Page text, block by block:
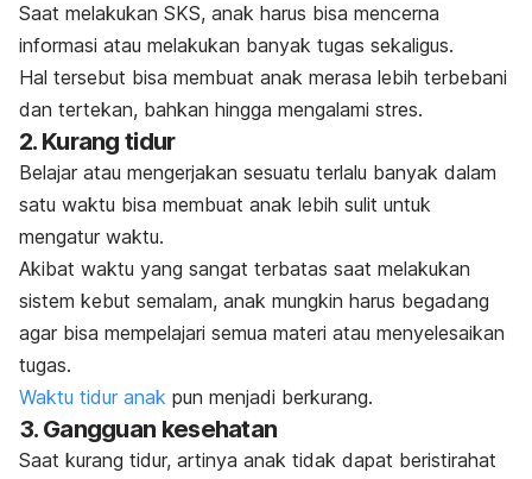
Saat melakukan SKS, anak harus bisa mencerna
informasi atau melakukan banyak tugas sekaligus.
Hal tersebut bisa membuat anak merasa lebih terbebani
dan tertekan, bahkan hingga mengalami stres.
2. Kurang tidur
Belajar atau mengerjakan sesuatu terlalu banyak dalam
satu waktu bisa membuat anak lebih sulit untuk
mengatur waktu.
Akibat waktu yang sangat terbatas saat melakukan
sistem kebut semalam, anak mungkin harus begadang
agar bisa mempelajari semua materi atau menyelesaikan
tugas.
Waktu tidur anak pun menjadi berkurang.
3. Gangguan kesehatan
Saat kurang tidur, artinya anak tidak dapat beristirahat